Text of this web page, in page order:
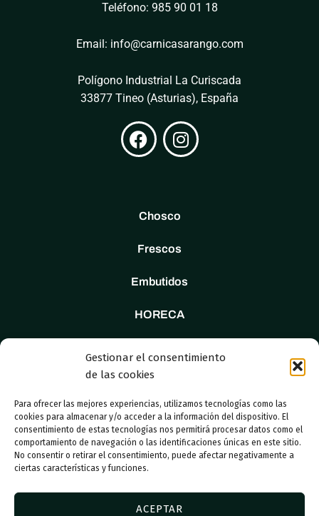
Gestionar el consentimiento
de las cookies
Para ofrecer las mejores experiencias, utilizamos tecnologías como las
cookies para almacenar y/o acceder a la información del dispositivo. El
consentimiento de estas tecnologías nos permitirá procesar datos como el
comportamiento de navegación o las identificaciones únicas en este sitio.
No consentir o retirar el consentimiento, puede afectar negativamente a
ciertas características y funciones.
ACEPTAR
Teléfono: 985 90 01 18
Email: info@carnicasarango.com
Polígono Industrial La Curiscada
33877 Tineo (Asturias), España
Chosco
Frescos
Embutidos
HORECA
Nosotros
Contacto
© 2023 Adboosters